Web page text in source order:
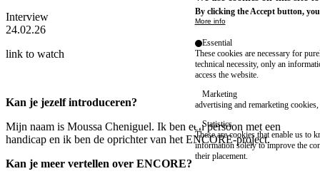
Interview
24.02.26
link to watch
Kan je jezelf introduceren?
Mijn naam is Moussa Cheniguel. Ik ben een persoon met een
handicap en ik ben de oprichter van het ENCORE-project.
Kan je meer vertellen over ENCORE?
By clicking the Accept button,
More info
Essential
These cookies are necessary for
technical necessity, only an
access the website.
Marketing
advertising and remarketing cookies,
Statistics
These are cookies that enable us to
information solely to improve the
their placement.